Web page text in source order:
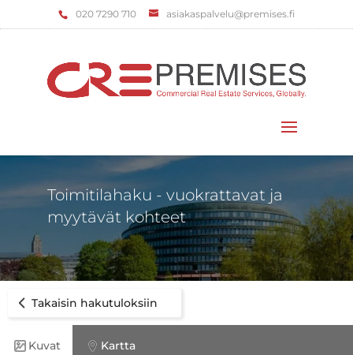
‌020 7290 710 asiakaspalvelu@premises.fi
Toimitilahaku - vuokrattavat ja
myytävät kohteet
Takaisin hakutuloksiin
Kuvat Kartta